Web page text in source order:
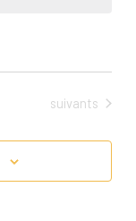
Évènements
suivants